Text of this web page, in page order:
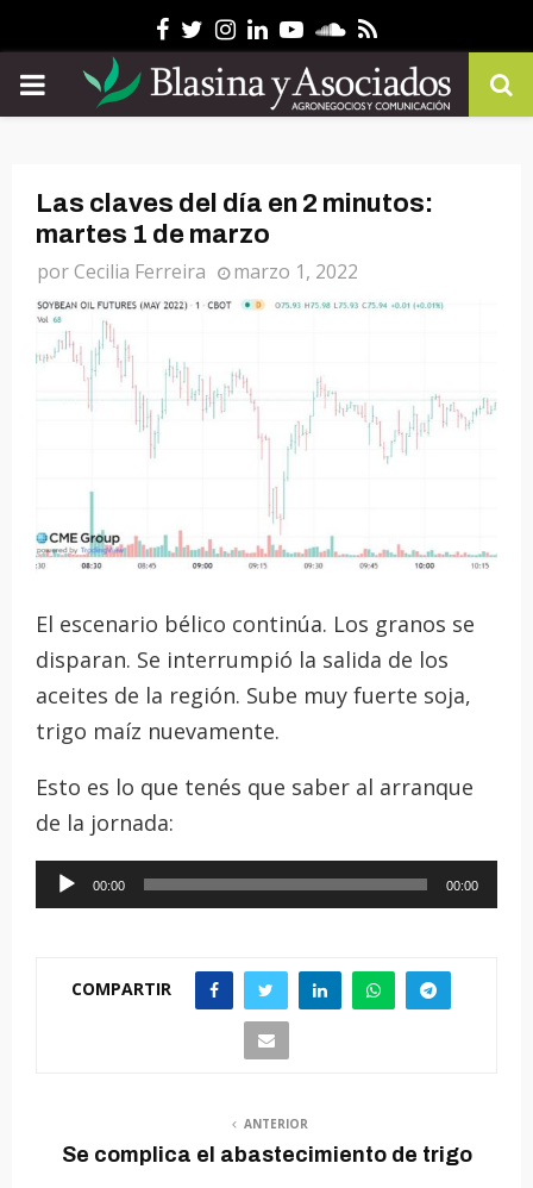
Facebook
Twitter
Instagram
Linkedin
YoutubeSoundcloud
Rss
PRIMARY
Las claves del día en 2 minutos:
martes 1 de marzo
porCecilia Ferreira marzo 1, 2022
El escenario bélico continúa. Los granos se
disparan. Se interrumpió la salida de los
aceites de la región. Sube muy fuerte soja,
trigo maíz nuevamente.
Esto es lo que tenés que saber al arranque
de la jornada:
e
00:00 00:00
COMPARTIR
ANTERIOR
Se complica el abastecimiento de trigo